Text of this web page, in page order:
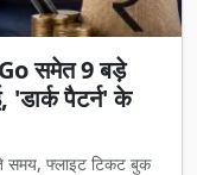
समेत 9 बड़े
'डार्क पैटर्न' के
समय, फ्लाइट टिकट बुक